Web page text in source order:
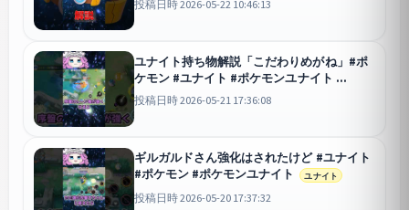
投稿日時 2026-05-22 10:46:13
ユナイト持ち物解説「こだわりめがね」#ポ
ケモン #ユナイト #ポケモンユナイト
ユナイト
投稿日時 2026-05-21 17:36:08
ギルガルドさん強化はされたけど #ユナイト
#ポケモン #ポケモンユナイト
ユナイト
投稿日時 2026-05-20 17:37:32